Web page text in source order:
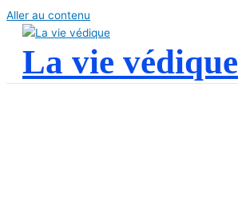
Aller au contenu
La vie védique